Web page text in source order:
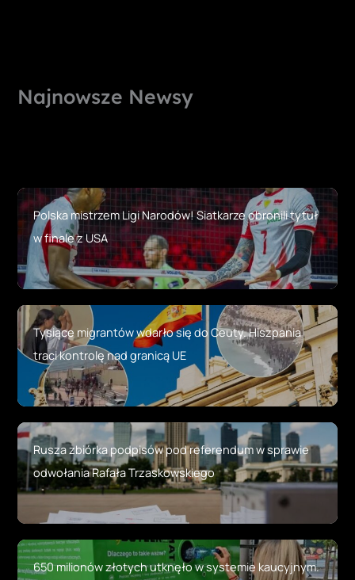
Najnowsze Newsy
Polska mistrzem Ligi Narodów! Siatkarze obronili tytuł
w finale z USA
Tysiące migrantów wdarło się do Ceuty. Hiszpania
traci kontrolę nad granicą UE
Rusza zbiórka podpisów pod referendum w sprawie
odwołania Rafała Trzaskowskiego
650 milionów złotych utknęło w systemie kaucyjnym.